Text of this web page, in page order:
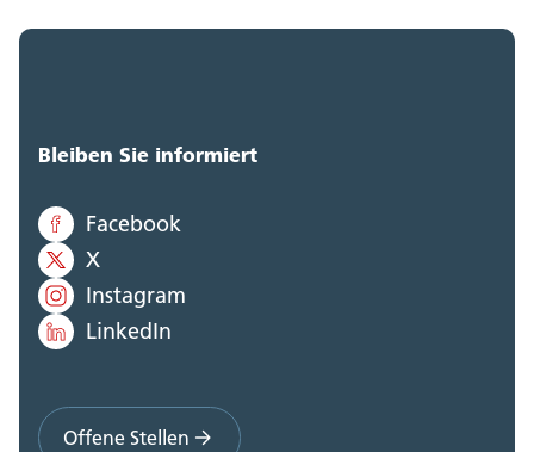
Bleiben Sie informiert
Facebook
X
Instagram
LinkedIn
Offene Stellen